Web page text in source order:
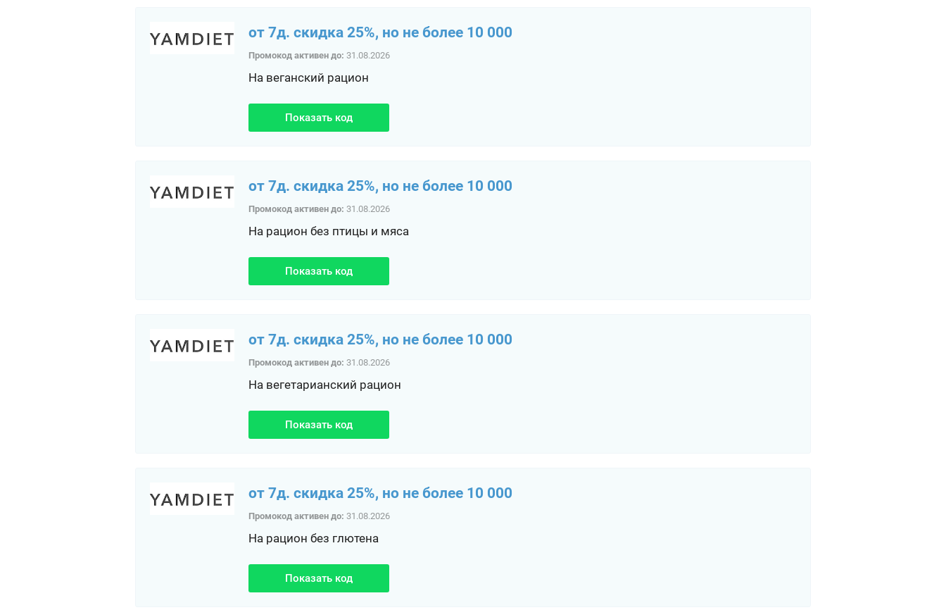
от 7д. скидка 25%, но не более 10 000
Промокод активен до: 31.08.2026
На веганский рацион
Показать код
от 7д. скидка 25%, но не более 10 000
Промокод активен до: 31.08.2026
На рацион без птицы и мяса
Показать код
от 7д. скидка 25%, но не более 10 000
Промокод активен до: 31.08.2026
На вегетарианский рацион
Показать код
от 7д. скидка 25%, но не более 10 000
Промокод активен до: 31.08.2026
На рацион без глютена
Показать код